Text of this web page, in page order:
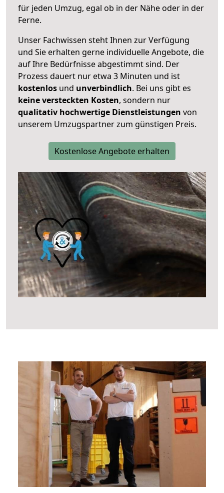
für jeden Umzug, egal ob in der Nähe oder in der
Ferne.
Unser Fachwissen steht Ihnen zur Verfügung
und Sie erhalten gerne individuelle Angebote, die
auf Ihre Bedürfnisse abgestimmt sind. Der
Prozess dauert nur etwa 3 Minuten und ist
kostenlos und unverbindlich. Bei uns gibt es
keine versteckten Kosten, sondern nur
qualitativ hochwertige Dienstleistungen von
unserem Umzugspartner zum günstigen Preis.
Kostenlose Angebote erhalten